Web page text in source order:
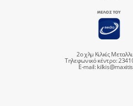
2ο χλμ Κιλκίς
Τηλεφωνικό κέντρο:
E-mail: